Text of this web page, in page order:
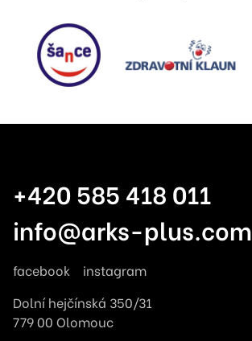
+420 585 418 011
info@arks-plus.com
facebook
instagram
Dolní hejčínská 350/31
779 00 Olomouc